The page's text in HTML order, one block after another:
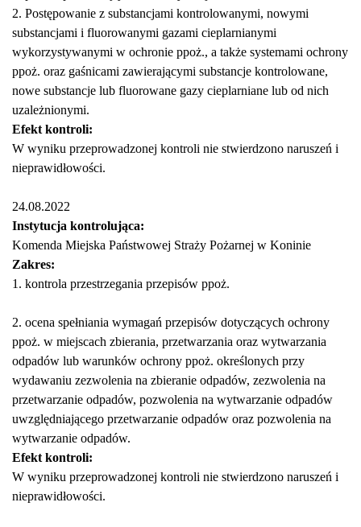
2. Postępowanie z substancjami kontrolowanymi, nowymi
substancjami i fluorowanymi gazami cieplarnianymi
wykorzystywanymi w ochronie ppoż., a także systemami ochrony
ppoż. oraz gaśnicami zawierającymi substancje kontrolowane,
nowe substancje lub fluorowane gazy cieplarniane lub od nich
uzależnionymi.
Efekt kontroli:
W wyniku przeprowadzonej kontroli nie stwierdzono naruszeń i
nieprawidłowości.
24.08.2022
Instytucja kontrolująca:
Komenda Miejska Państwowej Straży Pożarnej w Koninie
Zakres:
1. kontrola przestrzegania przepisów ppoż.
2. ocena spełniania wymagań przepisów dotyczących ochrony
ppoż. w miejscach zbierania, przetwarzania oraz wytwarzania
odpadów lub warunków ochrony ppoż. określonych przy
wydawaniu zezwolenia na zbieranie odpadów, zezwolenia na
przetwarzanie odpadów, pozwolenia na wytwarzanie odpadów
uwzględniającego przetwarzanie odpadów oraz pozwolenia na
wytwarzanie odpadów.
Efekt kontroli:
W wyniku przeprowadzonej kontroli nie stwierdzono naruszeń i
nieprawidłowości.